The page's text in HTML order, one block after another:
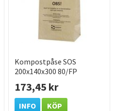
Kompostpåse SOS
200x140x300 80/FP
173,45 kr
INFO KÖP